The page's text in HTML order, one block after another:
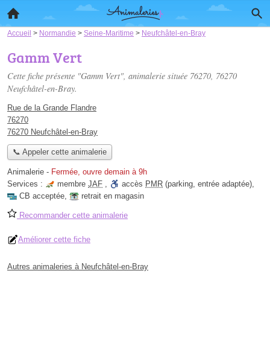
Accueil > Normandie > Seine-Maritime > Neufchâtel-en-Bray
Gamm Vert
Cette fiche présente "Gamm Vert", animalerie située 76270, 76270
Neufchâtel-en-Bray.
Rue de la Grande Flandre
76270
76270 Neufchâtel-en-Bray
📞 Appeler cette animalerie
Animalerie - Fermée, ouvre demain à 9h
Services :
membre JAF , accès PMR (parking, entrée adaptée),
CB acceptée, retrait en magasin
Recommander cette animalerie
Améliorer cette fiche
Autres animaleries à Neufchâtel-en-Bray